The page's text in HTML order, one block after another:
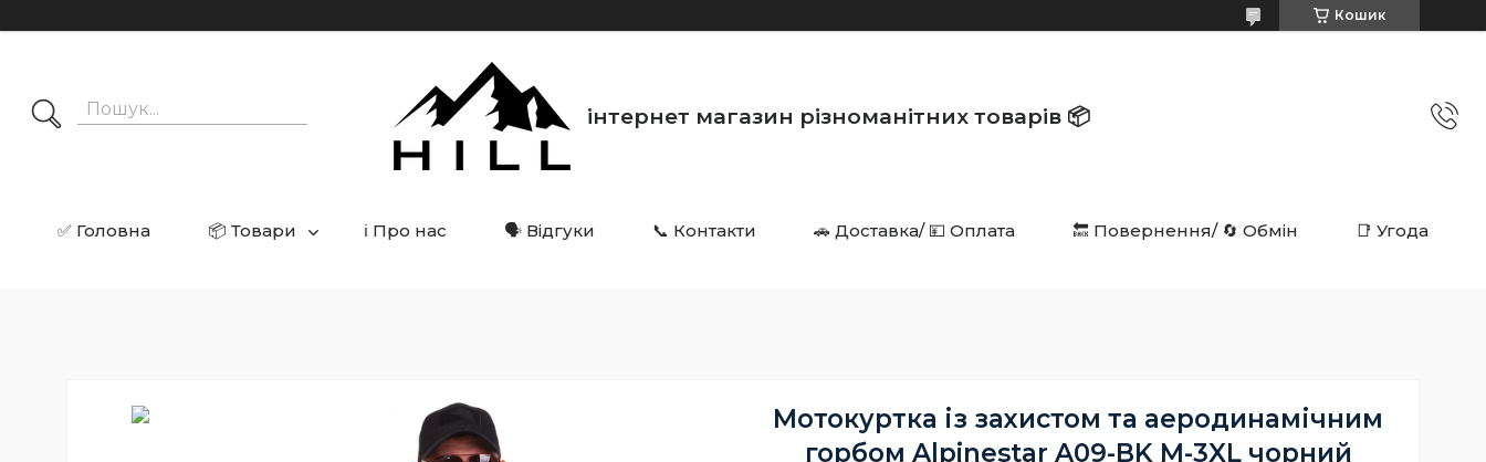
Кошик
інтернет магазин різноманітних товарів 📦️️️️️️
✅ Головна 📦 Товари ℹ️ Про нас 🗣️ Відгуки 📞 Контакти 🚗 Доставка/ 💴 Оплата 🔙 Повернення/ 🔄 Обмін 📑 Угода
Мотокуртка із захистом та аеродинамічним
горбом Alpinestar A09-BK M-3XL чорний